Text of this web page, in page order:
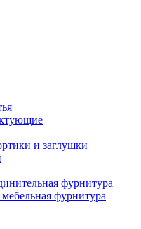
и заглушки
фурнитура
фурнитура